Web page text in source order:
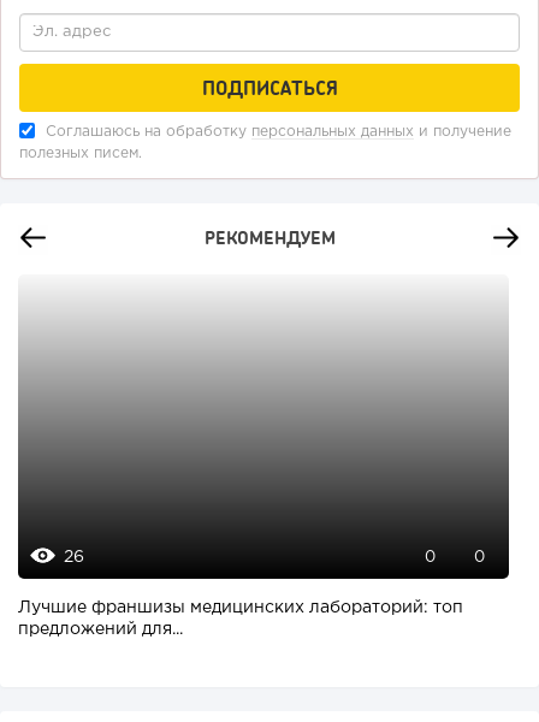
Соглашаюсь на обработку персональных данных и получение
полезных писем.
РЕКОМЕНДУЕМ
26 0 0
Лучшие франшизы медицинских лабораторий: топ
предложений для...